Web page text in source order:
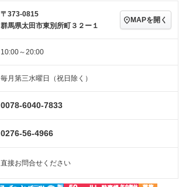
装備略号／用語解説
スマートキー ローダウン
3列シート ベンチシート
オットマン
後席モニター
〒373-0815
群馬県太田市東別所町３２ー１
MAPを開く
10:00～20:00
毎月第三水曜日（祝日除く）
0078-6040-7833
0276-56-4966
直接お問合せください